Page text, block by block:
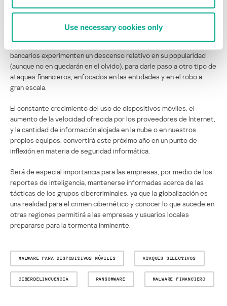
Use necessary cookies only
En vista de que las mayores ganancias que los criminales
cibernéticos obtienen es atacando a los bancos y no a los clientes
de los bancos, el 2017 será el año en que finalmente los troyanos
bancarios experimenten un descenso relativo en su popularidad
(aunque no en quedarán en el olvido), para darle paso a otro tipo de
ataques financieros, enfocados en las entidades y en el robo a
gran escala.
El constante crecimiento del uso de dispositivos móviles, el
aumento de la velocidad ofrecida por los proveedores de Internet,
y la cantidad de información alojada en la nube o en nuestros
propios equipos, convertirá este próximo año en un punto de
inflexión en materia de seguridad informática.
Será de especial importancia para las empresas, por medio de los
reportes de inteligencia, mantenerse informadas acerca de las
tácticas de los grupos cibercriminales, ya que la globalización es
una realidad para el crimen cibernético y conocer lo que sucede en
otras regiones permitirá a las empresas y usuarios locales
prepararse para la tormenta inminente.
MALWARE PARA DISPOSITIVOS MÓVILES ATAQUES SELECTIVOS
CIBERDELINCUENCIA RANSOMWARE MALWARE FINANCIERO